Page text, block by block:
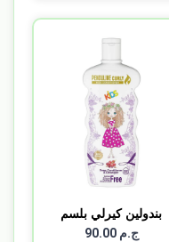
بندولين كيرلي بلسم
300...ج.م 90.00